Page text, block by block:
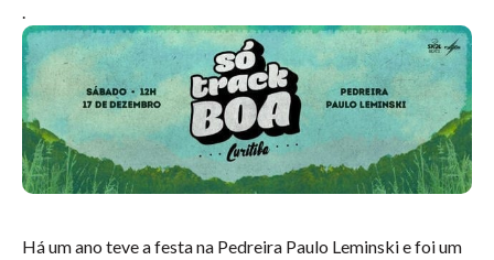
.
Há um ano teve a festa na Pedreira Paulo Leminski e foi um